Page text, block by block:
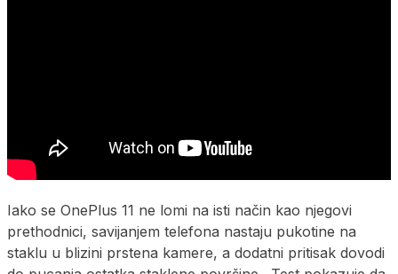
Iako se OnePlus 11 ne lomi na isti način kao njegovi
prethodnici, savijanjem telefona nastaju pukotine na
staklu u blizini prstena kamere, a dodatni pritisak dovodi